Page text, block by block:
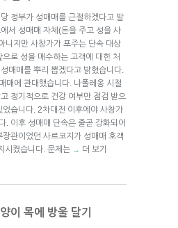
정부가 성매매를 근절하겠다고 발
서 성매매 자체(돈을 주고 성을 사
니지만 사창가가 포주는 단속 대상
로 성을 매수하는 고객에 대한 처
매매를 뿌리 뽑겠다고 밝혔습니다.
매에 관대했습니다. 나폴레옹 시절
정기적으로 건강 여부만 점검 받으
었습니다. 2차대전 이후에야 사창가
. 이후 성매매 단속은 줄곧 강화되어
관이었던 사르코지가 성매매 호객
시켰습니다. 문제는 → 더 보기
이 목에 방울 달기